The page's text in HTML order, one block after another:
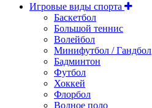
Игровые виды спорта
Баскетбол
Большой теннис
Волейбол
Минифутбол / Гандбол
Бадминтон
Футбол
Хоккей
Флорбол
Водное поло